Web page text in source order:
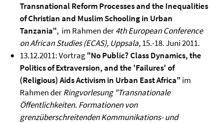
Transnational Reform Processes and the Inequalities
of Christian and Muslim Schooling in Urban
Tanzania", im Rahmen der4th European Conference
on African Studies (ECAS), Uppsala,15.-18. Juni 2011.
13.12.2011: Vortrag"No Public? Class Dynamics, the
Politics of Extraversion, and the 'Failures' of
(Religious) Aids Activism in Urban East Africa" im
Rahmen derRingvorlesung "Transnationale
Öffentlichkeiten. Formationen von
grenzüberschreitenden Kommunikations- und